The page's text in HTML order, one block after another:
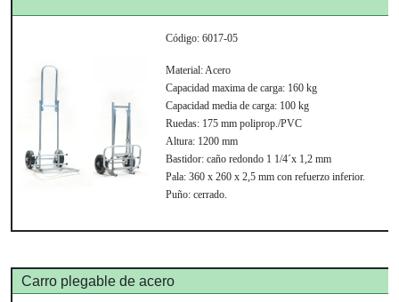
Código: 6017-05
Material:Acero
Capacidad maxima de carga: 160 kg
Capacidad media de carga: 100 kg
Ruedas: 175 mm poliprop./PVC
Altura: 1200 mm
Bastidor: caño redondo 1 1/4´x 1,2 mm
Pala: 360 x 260 x 2,5 mm con refuerzo inferior.
Puño: cerrado.
Carro plegable de acero